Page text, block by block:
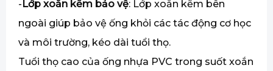
- Lớp xoắn kẽm bảo vệ: Lớp xoắn kẽm bên
ngoài giúp bảo vệ ống khỏi các tác động cơ học
và môi trường, kéo dài tuổi thọ.
Tuổi thọ cao của ống nhựa PVC trong suốt xoắn